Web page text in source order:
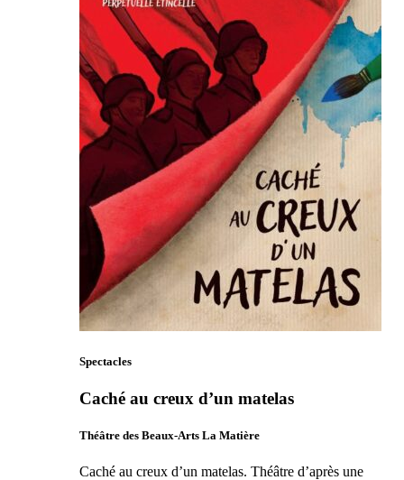
Spectacles
Caché au creux d’un matelas
Théâtre des Beaux-Arts La Matière
Caché au creux d’un matelas. Théâtre d’après une